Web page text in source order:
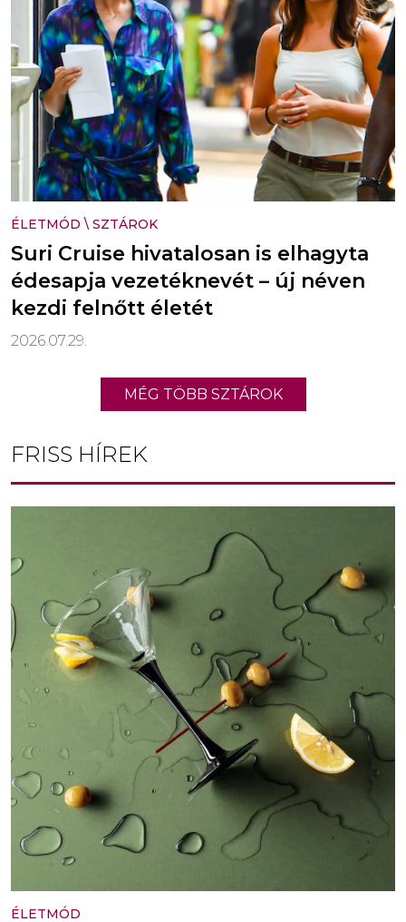
ÉLETMÓD \ SZTÁROK
Suri Cruise hivatalosan is elhagyta
édesapja vezetéknevét – új néven
kezdi felnőtt életét
2026.07.29.
MÉG TÖBB SZTÁROK
FRISS HÍREK
ÉLETMÓD